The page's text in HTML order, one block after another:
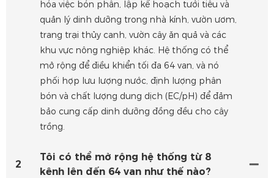
hóa việc bón phân, lập kế hoạch tưới tiêu và
quản lý dinh dưỡng trong nhà kính, vườn ươm,
trang trại thủy canh, vườn cây ăn quả và các
khu vực nông nghiệp khác. Hệ thống có thể
mở rộng để điều khiển tối đa 64 van, và nó
phối hợp lưu lượng nước, định lượng phân
bón và chất lượng dung dịch (EC/pH) để đảm
bảo cung cấp dinh dưỡng đồng đều cho cây
trồng.
2
Tôi có thể mở rộng hệ thống từ 8
kênh lên đến 64 van như thế nào?